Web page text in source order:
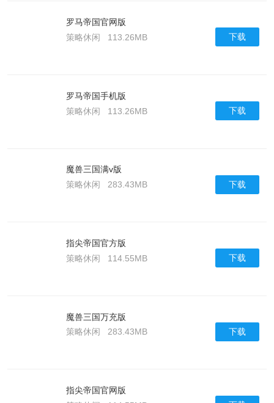
罗马帝国官网版
策略休闲
113.26MB 下载
罗马帝国手机版
策略休闲
113.26MB 下载
魔兽三国满v版
策略休闲
283.43MB 下载
指尖帝国官方版
策略休闲
114.55MB 下载
魔兽三国万充版
策略休闲
283.43MB 下载
指尖帝国官网版